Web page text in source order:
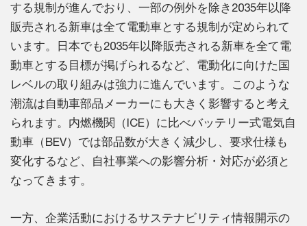
する規制が進んでおり、一部の例外を除き2035年以降
販売される新車は全て電動車とする規制が定められて
います。日本でも2035年以降販売される新車を全て電
動車とする目標が掲げられるなど、電動化に向けた国
レベルの取り組みは強力に進んでいます。このような
潮流は自動車部品メーカーにも大きく影響すると考え
られます。内燃機関（ICE）に比べバッテリー式電気自
動車（BEV）では部品数が大きく減少し、要求仕様も
変化するなど、自社事業への影響分析・対応が必須と
なってきます。
一方、企業活動におけるサステナビリティ情報開示の